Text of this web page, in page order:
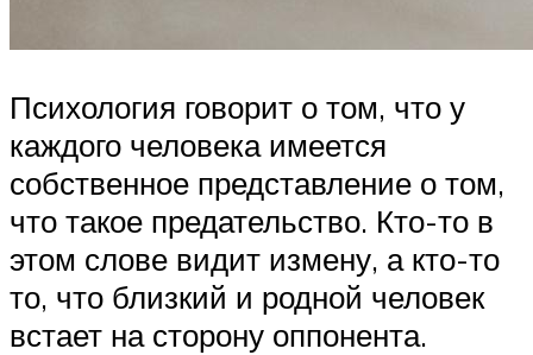
Психология говорит о том, что у
каждого человека имеется
собственное представление о том,
что такое предательство. Кто-то в
этом слове видит измену, а кто-то
то, что близкий и родной человек
встает на сторону оппонента.